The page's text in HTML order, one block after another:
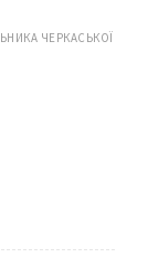
ЧЕРКАСЬКОЇ